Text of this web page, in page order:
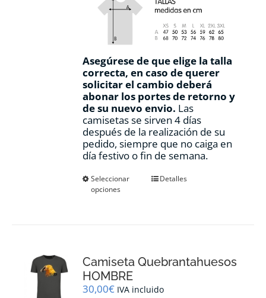
Asegúrese de que elige la talla
correcta, en caso de querer
solicitar el cambio deberá
abonar los portes de retorno y
de su nuevo envio. Las
camisetas se sirven 4 días
después de la realización de su
pedido, siempre que no caiga en
día festivo o fin de semana.
Seleccionar
opciones
Este
se
elegir
Detalles
Camiseta Quebrantahuesos
HOMBRE
30,00€ IVA incluido